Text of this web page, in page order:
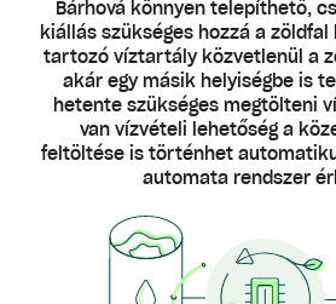
Bárhová könnyen telepíthető,
kiállás szükséges hozzá a zöldfal
tartozó víztartály közvetlenül a
akár egy másik helyiségbe is
hetente szükséges megtölteni
van vízvételi lehetőség a
feltöltése is történhet
automata rendszer